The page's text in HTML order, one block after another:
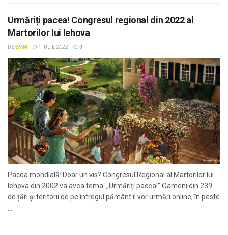
Urmăriți pacea! Congresul regional din 2022 al
Martorilor lui Iehova
DE EMM 1 IULIE 2022 0
Pacea mondială: Doar un vis? Congresul Regional al Martorilor lui
Iehova din 2002 va avea tema: „Urmăriți pacea!” Oameni din 239
de țări și teritorii de pe întregul pământ îl vor urmări online, în peste